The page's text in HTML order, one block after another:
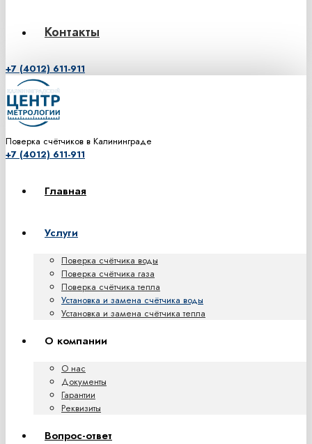
Контакты
+7 (4012) 611-911
Поверка счётчиков в Калининграде
+7 (4012) 611-911
Главная
Услуги
Поверка счётчика воды
Поверка счётчика газа
Поверка счётчика тепла
Установка и замена счётчика воды
Установка и замена счётчика тепла
О компании
О нас
Документы
Гарантии
Реквизиты
Вопрос-ответ